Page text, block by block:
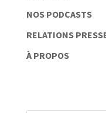
NOS PODCASTS
RELATIONS
À PROPOS